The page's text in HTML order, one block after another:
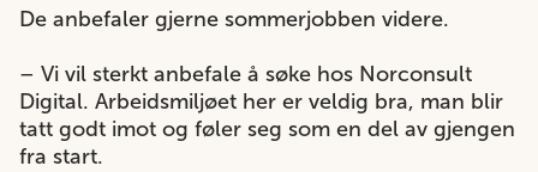
De anbefaler gjerne sommerjobben videre.
– Vi vil sterkt anbefale å søke hos Norconsult
Digital. Arbeidsmiljøet her er veldig bra, man blir
tatt godt imot og føler seg som en del av gjengen
fra start.